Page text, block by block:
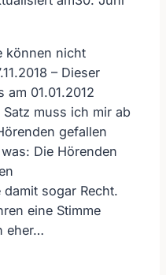
können nicht
– Dieser
am 01.01.2012
muss ich mir ab
gefallen
Die Hörenden
sogar Recht.
eine Stimme
eher…